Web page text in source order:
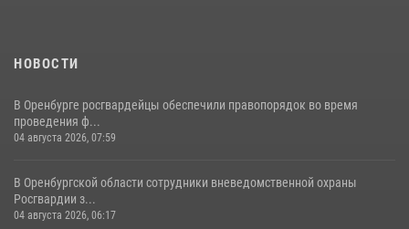
НОВОСТИ
В Оренбурге росгвардейцы обеспечили правопорядок во время
проведения ф...
04 августа 2026, 07:59
В Оренбургской области сотрудники вневедомственной охраны
Росгвардии з...
04 августа 2026, 06:17